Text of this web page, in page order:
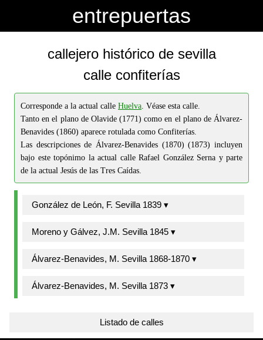
entrepuertas
callejero histórico de sevilla
calle confiterías
Corresponde a la actual calle Huelva. Véase esta calle.
Tanto en el plano de Olavide (1771) como en el plano de Álvarez-
Benavides (1860) aparece rotulada como Confiterías.
Las descripciones de Álvarez-Benavides (1870) (1873) incluyen
bajo este topónimo la actual calle Rafael González Serna y parte
de la actual Jesús de las Tres Caídas.
González de León, F. Sevilla 1839 ▾
Moreno y Gálvez, J.M. Sevilla 1845 ▾
Álvarez-Benavides, M. Sevilla 1868-1870 ▾
Álvarez-Benavides, M. Sevilla 1873 ▾
Listado de calles